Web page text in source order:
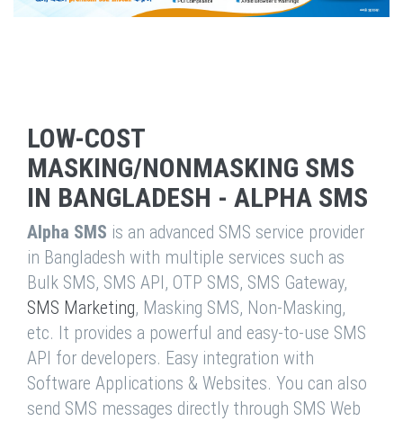
LOW-COST
MASKING/NONMASKING SMS
IN BANGLADESH - ALPHA SMS
Alpha SMS is an advanced SMS service provider
in Bangladesh with multiple services such as
Bulk SMS, SMS API, OTP SMS, SMS Gateway,
SMS Marketing, Masking SMS, Non-Masking,
etc. It provides a powerful and easy-to-use SMS
API for developers. Easy integration with
Software Applications & Websites. You can also
send SMS messages directly through SMS Web